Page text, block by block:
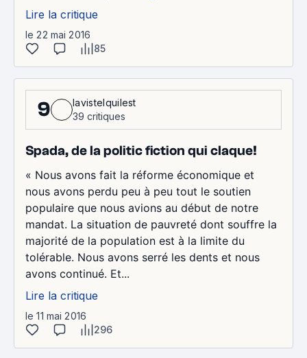
Lire la critique
le 22 mai 2016
85
9
lavistelquilest
39 critiques
Spada, de la politic fiction qui claque!
« Nous avons fait la réforme économique et
nous avons perdu peu à peu tout le soutien
populaire que nous avions au début de notre
mandat. La situation de pauvreté dont souffre la
majorité de la population est à la limite du
tolérable. Nous avons serré les dents et nous
avons continué. Et...
Lire la critique
le 11 mai 2016
296